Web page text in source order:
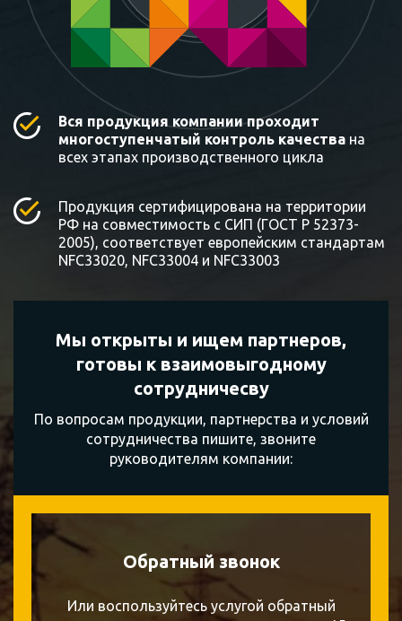
Вся продукция компании проходит
многоступенчатый контроль качества на
всех этапах производственного цикла
Продукция сертифицирована на территории
РФ на совместимость с СИП (ГОСТ Р 52373-
2005), соответствует европейским стандартам
NFC33020, NFC33004 и NFC33003
Мы открыты и ищем партнеров,
готовы квзаимовыгодному
сотрудничесву
По вопросам продукции, партнерства и условий
сотрудничества пишите, звоните
руководителям компании:
Обратный звонок
Или воспользуйтесь услугой обратный